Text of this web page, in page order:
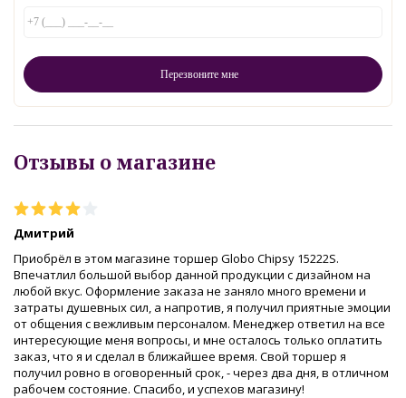
Отзывы о магазине
Дмитрий
Приобрёл в этом магазине торшер Globo Chipsy 15222S.
Впечатлил большой выбор данной продукции с дизайном на
любой вкус. Оформление заказа не заняло много времени и
затраты душевных сил, а напротив, я получил приятные эмоции
от общения с вежливым персоналом. Менеджер ответил на все
интересующие меня вопросы, и мне осталось только оплатить
заказ, что я и сделал в ближайшее время. Свой торшер я
получил ровно в оговоренный срок, - через два дня, в отличном
рабочем состояние. Спасибо, и успехов магазину!